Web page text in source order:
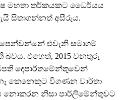
මහතා තර්කයකට ධෛර්යය
සිතාගන්නත් අසීරුය.
එවැනි සමාගම්
බවය. එහෙත්, 2015 වනතුරු
දෙපාර්තමේන්තුවෙන්
කෙනෙකුට විගණන වාර්තා
නොකරන නිසා පාර්ලිමේන්තුවට